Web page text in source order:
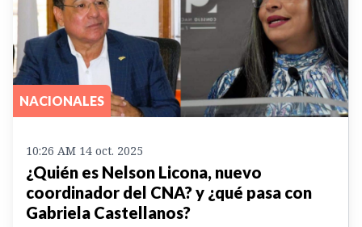
NACIONALES
10:26 AM 14 oct. 2025
¿Quién es Nelson Licona, nuevo
coordinador del CNA? y ¿qué pasa con
Gabriela Castellanos?